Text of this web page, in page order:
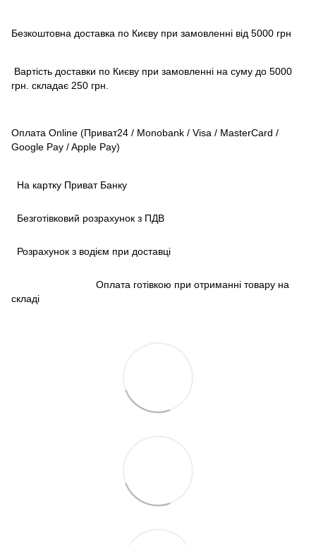
Безкоштовна доставка по Києву при замовленні від 5000 грн
Вартість доставки по Києву при замовленні на суму до 5000
грн. складає 250 грн.
Оплата Online (Приват24 / Monobank / Visa / MasterCard /
Google Pay / Apple Pay)
На картку Приват Банку
Безготівковий розрахунок з ПДВ
Розрахунок з водієм при доставці
Оплата готівкою при отриманні товару на
складі